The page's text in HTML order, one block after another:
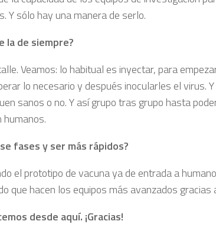
Y sólo hay una manera de serlo.
la de siempre?
Veamos: lo habitual es inyectar, para
lo necesario y después inocularles el virus.
sanos o no. Y así grupo tras grupo hasta
humanos.
fases y ser más rápidos?
el prototipo de vacuna ya de entrada a
que hacen los equipos más avanzados gracias
desde aquí. ¡Gracias!